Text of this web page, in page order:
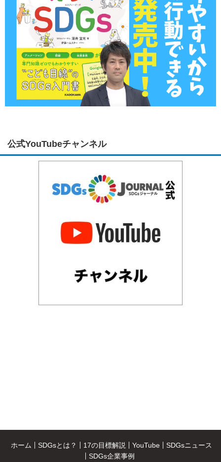
公式YouTubeチャンネル
ホーム SDGsとは？ 17の目標解説 YouTube
SDGsニュース
SDGs企業事例